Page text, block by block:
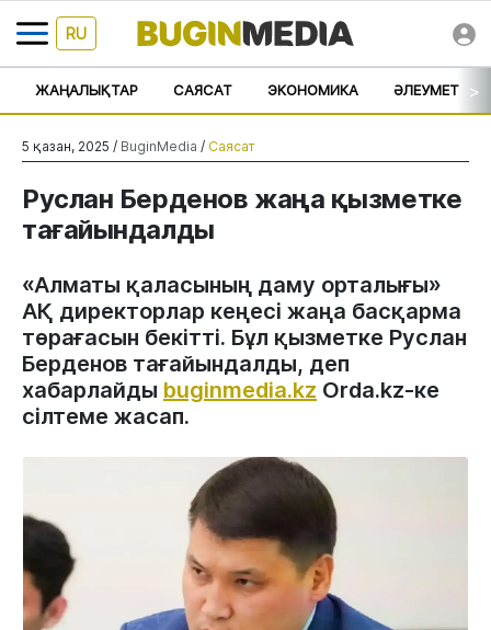
RU
ЖАҢАЛЫҚТАР САЯСАТ ЭКОНОМИКА ӘЛЕУМЕТ >
5 қазан, 2025 / BuginMedia / Саясат
Руслан Берденов жаңа қызметке
тағайындалды
«Алматы қаласының даму орталығы»
АҚ директорлар кеңесі жаңа басқарма
төрағасын бекітті. Бұл қызметке Руслан
Берденов тағайындалды, деп
хабарлайды buginmedia.kz Orda.kz-ке
сілтеме жасап.